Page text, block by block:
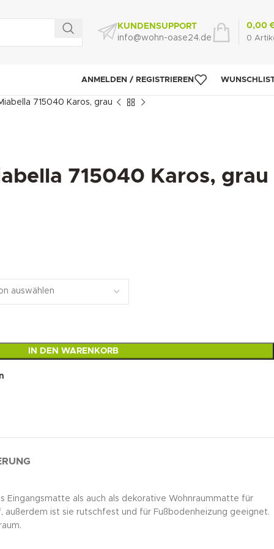
KUNDENSUPPORT
info@wohn-oase24.de
0
0,00
ANMELDEN / REGISTRIEREN
715040 Karos, grau
715040 Karos, grau
IN DEN WARENKORB
Eingangsmatte als auch als dekorative Wohnraummatte für
außerdem ist sie rutschfest und für Fußbodenheizung geeignet.